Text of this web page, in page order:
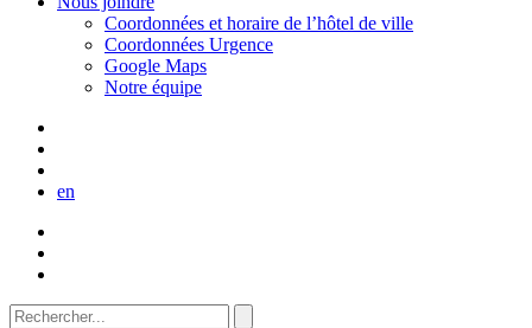
Coordonnées et horaire de l’hôtel de ville
Coordonnées Urgence
Google Maps
Notre équipe
en